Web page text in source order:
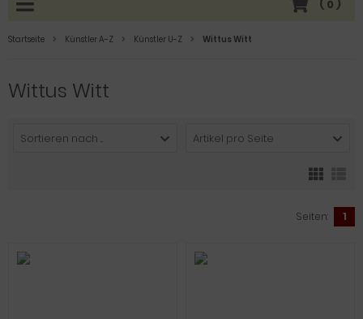
( 0 )
Startseite Künstler A-Z Künstler U-Z Wittus Witt
Wittus Witt
Sortieren nach ... Artikel pro Seite
Seiten: 1